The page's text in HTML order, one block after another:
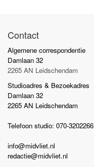
Contact
Algemene correspondentie
Damlaan 32
2265 AN Leidschendam
Studioadres & Bezoekadres
Damlaan 32
2265 AN Leidschendam
Telefoon studio: 070-3202266
info@midvliet.nl
redactie@midvliet.nl